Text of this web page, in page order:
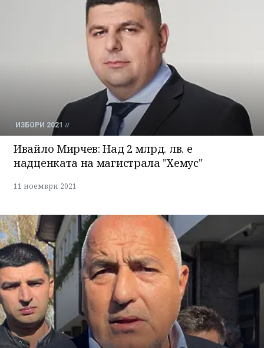
ИЗБОРИ 2021
Ивайло Мирчев: Над 2 млрд. лв. е
надценката на магистрала "Хемус"
11 ноември 2021